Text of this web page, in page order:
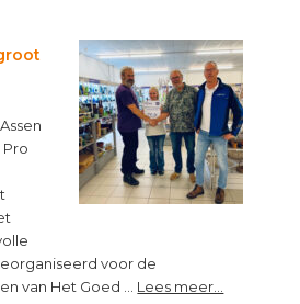
voor de
van Het Goed … Lees meer...